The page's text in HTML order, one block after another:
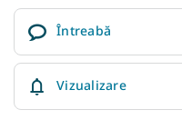
Întreabă
Vizualizare